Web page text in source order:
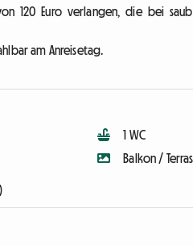
120 Euro verlangen, die bei
am Anreisetag.
1 WC
Balkon /